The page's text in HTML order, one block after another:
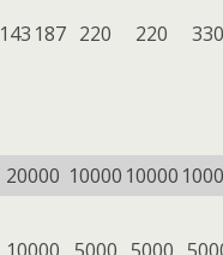
143 187 220 220 330
20000 10000 10000